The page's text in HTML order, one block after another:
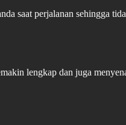
saat perjalanan sehingga
lengkap dan juga